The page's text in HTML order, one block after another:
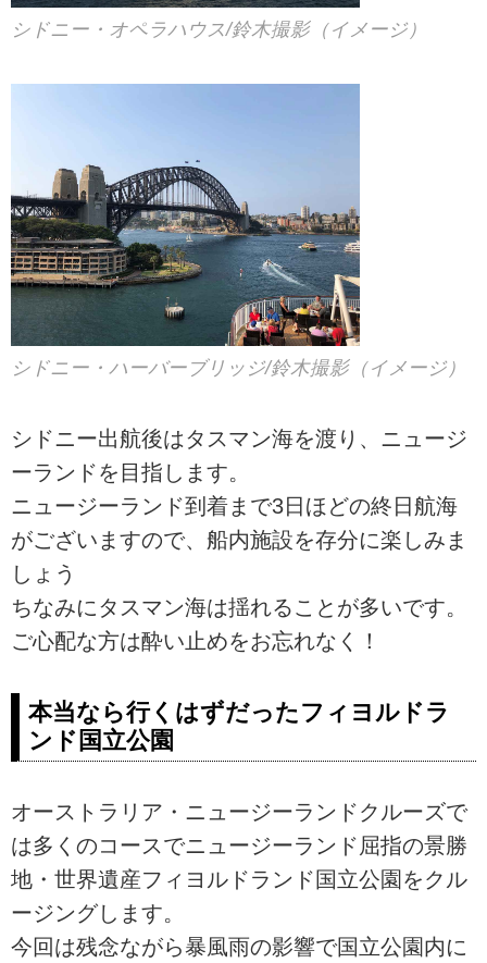
シドニー・オペラハウス/鈴木撮影（イメージ）
シドニー・ハーバーブリッジ/鈴木撮影（イメージ）
シドニー出航後はタスマン海を渡り、ニュージ
ーランドを目指します。
ニュージーランド到着まで3日ほどの終日航海
がございますので、船内施設を存分に楽しみま
しょう
ちなみにタスマン海は揺れることが多いです。
ご心配な方は酔い止めをお忘れなく！
本当なら行くはずだったフィヨルドラ
ンド国立公園
オーストラリア・ニュージーランドクルーズで
は多くのコースでニュージーランド屈指の景勝
地・世界遺産フィヨルドランド国立公園をクル
ージングします。
今回は残念ながら暴風雨の影響で国立公園内に